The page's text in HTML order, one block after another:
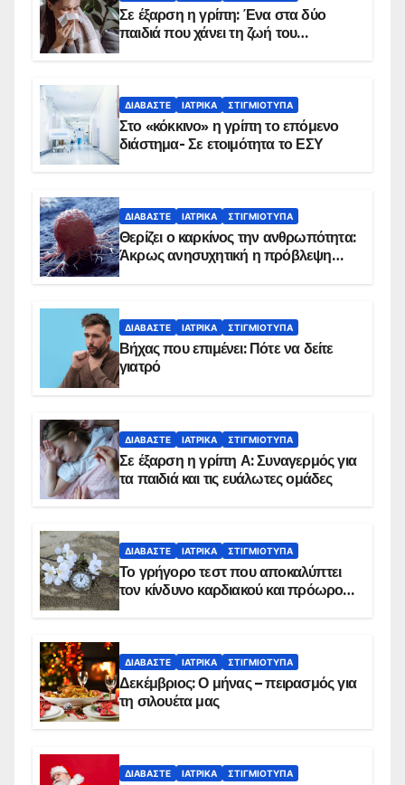
Σε έξαρση η γρίπη: Ένα στα δύο
παιδιά που χάνει τη ζωή του
ΔΙΑΒΆΣΤΕ ΙΑΤΡΙΚΆ ΣΤΙΓΜΙΌΤΥΠΑ
Στο «κόκκινο» η γρίπη το επόμενο
διάστημα- Σε ετοιμότητα το ΕΣΥ
ΔΙΑΒΆΣΤΕ ΙΑΤΡΙΚΆ ΣΤΙΓΜΙΌΤΥΠΑ
Θερίζει ο καρκίνος την ανθρωπότητα:
Άκρως ανησυχητική η πρόβλεψη…
ΔΙΑΒΆΣΤΕ ΙΑΤΡΙΚΆ ΣΤΙΓΜΙΌΤΥΠΑ
Βήχας που επιμένει: Πότε να δείτε
γιατρό
ΔΙΑΒΆΣΤΕ ΙΑΤΡΙΚΆ ΣΤΙΓΜΙΌΤΥΠΑ
Σε έξαρση η γρίπη Α: Συναγερμός για
τα παιδιά και τις ευάλωτες ομάδες
ΔΙΑΒΆΣΤΕ ΙΑΤΡΙΚΆ ΣΤΙΓΜΙΌΤΥΠΑ
Το γρήγορο τεστ που αποκαλύπτει
τον κίνδυνο καρδιακού και πρόωρου
ΔΙΑΒΆΣΤΕ ΙΑΤΡΙΚΆ ΣΤΙΓΜΙΌΤΥΠΑ
Δεκέμβριος: Ο μήνας – πειρασμός για
τη σιλουέτα μας
ΔΙΑΒΆΣΤΕ ΙΑΤΡΙΚΆ ΣΤΙΓΜΙΌΤΥΠΑ